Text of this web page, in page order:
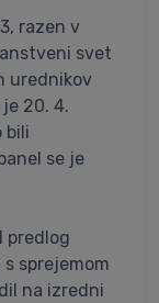
razen v
svet
urednikov
20. 4.
bili
se je
predlog
sprejemom
na izredni